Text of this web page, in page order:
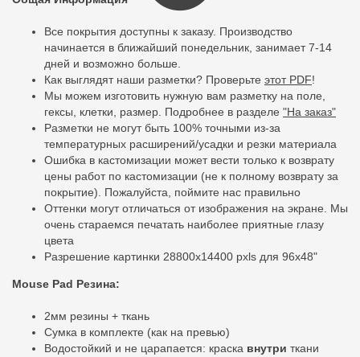
Все покрытия доступны к заказу. Производство
начинается в ближайший понедельник, занимает 7-14
дней и возможно больше.
Как выглядят наши разметки? Проверьте этот PDF!
Мы можем изготовить нужную вам разметку на поле,
гексы, клетки, размер. Подробнее в разделе "На заказ"
Разметки не могут быть 100% точными из-за
температурных расширений/усадки и резки материала
Ошибка в кастомизации может вести только к возврату
цены работ по кастомизации (не к полному возврату за
покрытие). Пожалуйста, поймите нас правильно
Оттенки могут отличаться от изображения на экране. Мы
очень стараемся печатать наиболее приятные глазу
цвета
Разрешение картинки 28800x14400 pxls для 96x48"
Mouse Pad Резина:
2мм резины + ткань
Сумка в комплекте (как на превью)
Водостойкий и не царапается: краска внутри ткани